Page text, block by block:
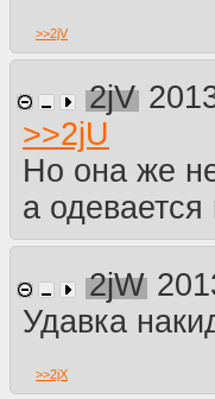
>>2jV
2jV
>>2jU
Но она же
а одевается
2jW
Удавка
>>2jX